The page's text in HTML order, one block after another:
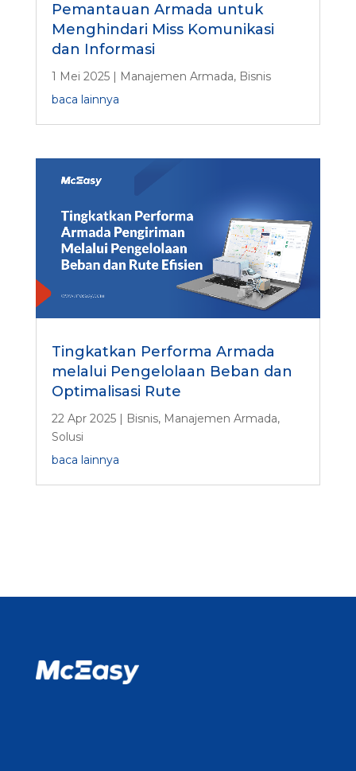
Pemantauan Armada untuk
Menghindari Miss Komunikasi
dan Informasi
1 Mei 2025| Manajemen Armada, Bisnis
baca lainnya
Tingkatkan Performa Armada
melalui Pengelolaan Beban dan
Optimalisasi Rute
22 Apr 2025| Bisnis, Manajemen Armada,
Solusi
baca lainnya